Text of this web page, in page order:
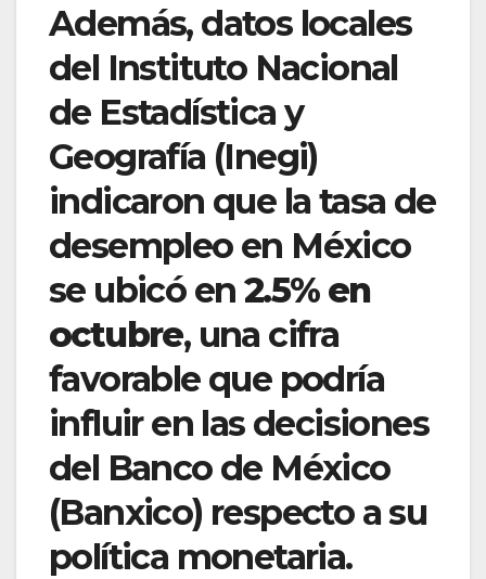
Además, datos locales
del Instituto Nacional
de Estadística y
Geografía (Inegi)
indicaron que la tasa de
desempleo en México
se ubicó en 2.5% en
octubre, una cifra
favorable que podría
influir en las decisiones
del Banco de México
(Banxico) respecto a su
política monetaria.